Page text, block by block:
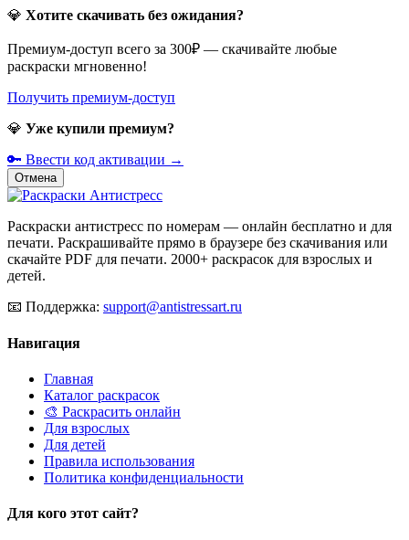
💎 Хотите скачивать без ожидания?
Премиум-доступ всего за 300₽ — скачивайте любые
раскраски мгновенно!
Получить премиум-доступ
💎 Уже купили премиум?
🔑 Ввести код активации →
Отмена
Раскраски антистресс по номерам — онлайн бесплатно и для
печати. Раскрашивайте прямо в браузере без скачивания или
скачайте PDF для печати. 2000+ раскрасок для взрослых и
детей.
📧 Поддержка: support@antistressart.ru
Навигация
Главная
Каталог раскрасок
🎨 Раскрасить онлайн
Для взрослых
Для детей
Правила использования
Политика конфиденциальности
Для кого этот сайт?